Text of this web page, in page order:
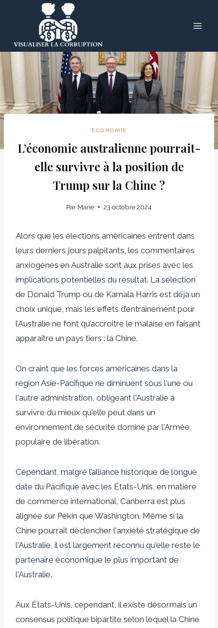
ECONOMIE
L’économie australienne pourrait-
elle survivre à la position de
Trump sur la Chine ?
Par Marie 23 octobre 2024
Alors que les élections américaines entrent dans
leurs derniers jours palpitants, les commentaires
anxiogènes en Australie sont aux prises avec les
implications potentielles du résultat. La sélection
de Donald Trump ou de Kamala Harris est déjà un
choix unique, mais les effets d’entraînement pour
l’Australie ne font qu’accroître le malaise en faisant
apparaître un pays tiers : la Chine.
On craint que les forces américaines dans la
région Asie-Pacifique ne diminuent sous l'une ou
l'autre administration, obligeant l'Australie à
survivre du mieux qu'elle peut dans un
environnement de sécurité dominé par l'Armée
populaire de libération.
Cependant, malgré l’alliance historique de longue
date du Pacifique avec les États-Unis, en matière
de commerce international, Canberra est plus
alignée sur Pékin que Washington. Même si la
Chine pourrait déclencher l'anxiété stratégique de
l'Australie, il est largement reconnu qu'elle reste le
partenaire économique le plus important de
l'Australie.
Aux États-Unis, cependant, il existe désormais un
consensus politique bipartite selon lequel la Chine